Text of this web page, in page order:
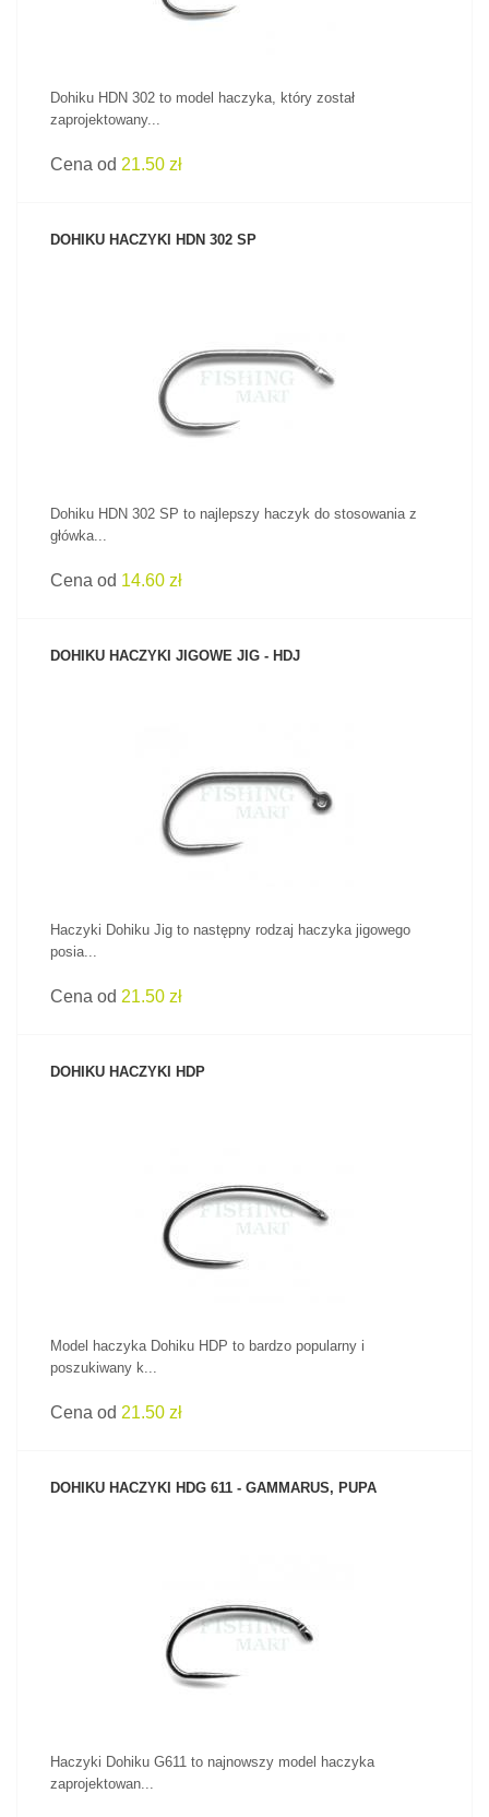
Dohiku HDN 302 to model haczyka, który został
zaprojektowany...
Cena od 21.50 zł
DOHIKU HACZYKI HDN 302 SP
ZOBACZ PRODUKT
Dohiku HDN 302 SP to najlepszy haczyk do stosowania z
główka...
Cena od 14.60 zł
DOHIKU HACZYKI JIGOWE JIG - HDJ
Haczyki Dohiku Jig to następny rodzaj haczyka jigowego
posia...
Cena od 21.50 zł
DOHIKU HACZYKI HDP
ZOBACZ PRODUKT
Model haczyka Dohiku HDP to bardzo popularny i
poszukiwany k...
Cena od 21.50 zł
DOHIKU HACZYKI HDG 611 - GAMMARUS, PUPA
Haczyki Dohiku G611 to najnowszy model haczyka
zaprojektowan...